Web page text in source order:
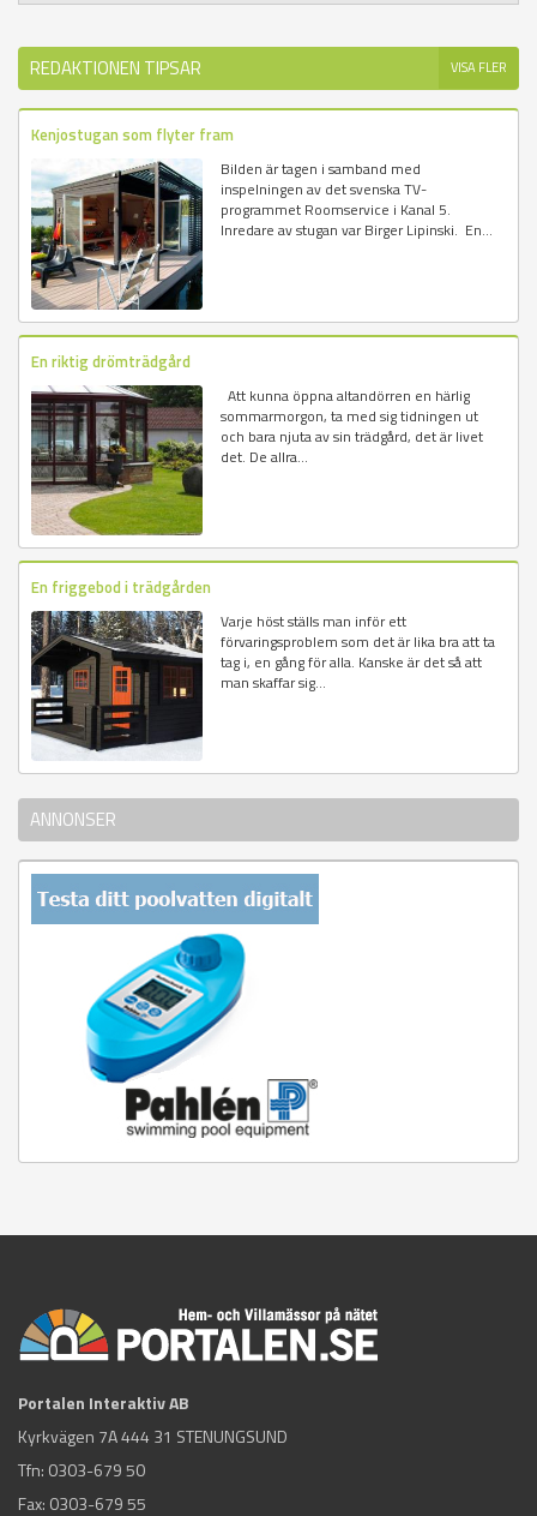
REDAKTIONEN TIPSAR VISA FLER
Kenjostugan som flyter fram
Bilden är tagen i samband med
inspelningen av det svenska TV-
programmet Roomservice i Kanal 5.
Inredare av stugan var Birger Lipinski. En...
En riktig drömträdgård
Att kunna öppna altandörren en härlig
sommarmorgon, ta med sig tidningen ut
och bara njuta av sin trädgård, det är livet
det. De allra...
En friggebod i trädgården
Varje höst ställs man inför ett
förvaringsproblem som det är lika bra att ta
tag i, en gång för alla. Kanske är det så att
man skaffar sig...
ANNONSER
Portalen Interaktiv AB
Kyrkvägen 7A 444 31 STENUNGSUND
Tfn: 0303-679 50
Fax: 0303-679 55